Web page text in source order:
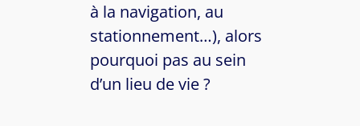
à la navigation, au
stationnement…), alors
pourquoi pas au sein
d’un lieu de vie ?